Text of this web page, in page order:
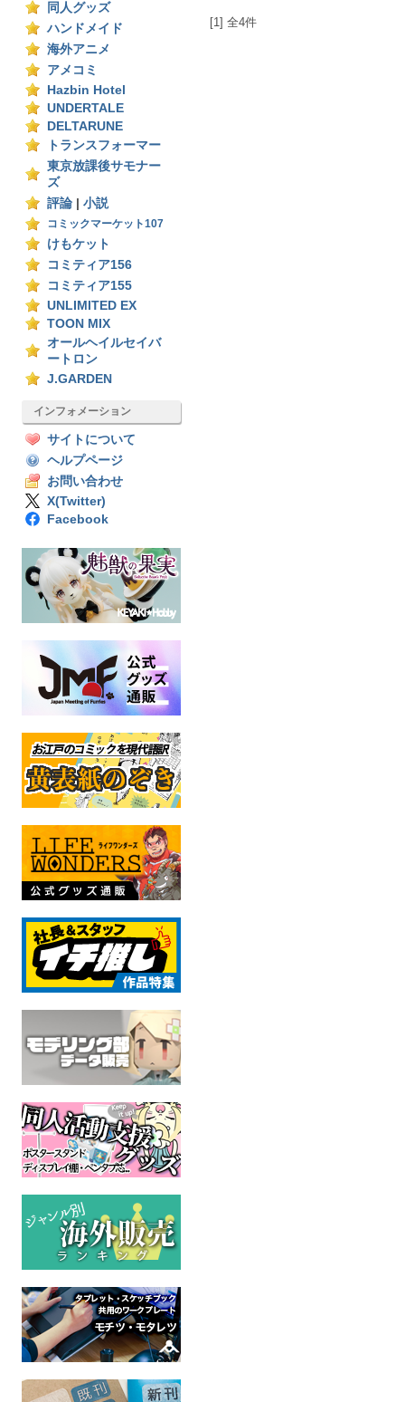
同人グッズ
ハンドメイド
海外アニメ
アメコミ
Hazbin Hotel
UNDERTALE
DELTARUNE
トランスフォーマー
東京放課後サモナー
ズ
評論
小説
コミックマーケット107
けもケット
コミティア156
コミティア155
UNLIMITED EX
TOON MIX
オールヘイルセイバ
ートロン
J.GARDEN
インフォメーション
サイトについて
ヘルプページ
お問い合わせ
X(Twitter)
Facebook
[1] 全4件